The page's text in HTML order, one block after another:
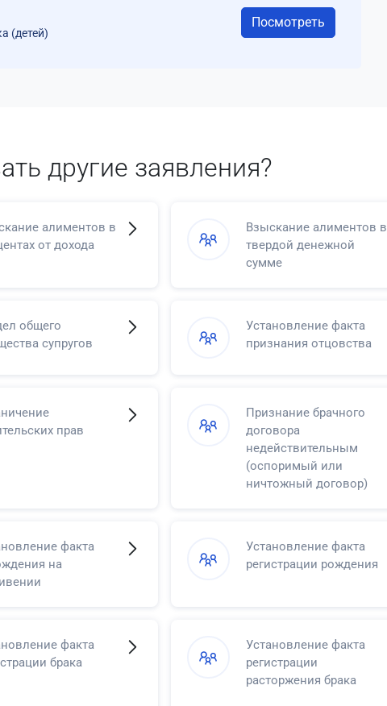
(детей)
Посмотреть
другие заявления?
алиментов в
от дохода
Взыскание алиментов в
твердой денежной
сумме
общего
супругов
Установление факта
признания отцовства
прав
Признание брачного
договора
недействительным
(оспоримый или
ничтожный договор)
факта
на
Установление факта
регистрации рождения
факта
брака
Установление факта
регистрации
расторжения брака